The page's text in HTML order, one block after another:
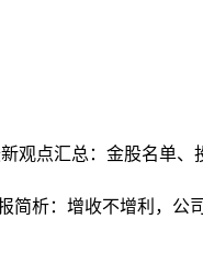
观点汇总：金股名单
简析：增收不增利，公